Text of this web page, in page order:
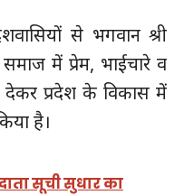
से भगवान श्री
में प्रेम, भाईचारे व
देकर प्रदेश के विकास में
है।
सूची सुधार का